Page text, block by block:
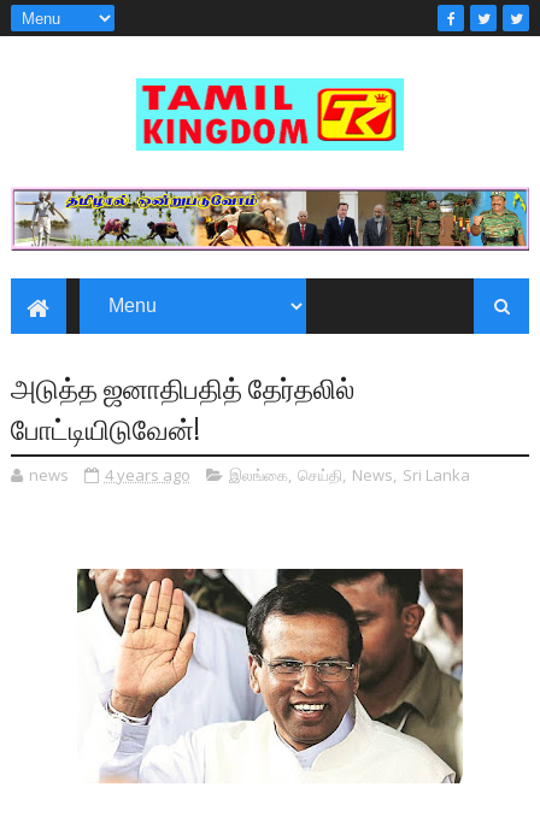
அடுத்த ஜனாதிபதித் தேர்தலில்
போட்டியிடுவேன்!
news 4 years ago இலங்கை, செய்தி, News, Sri Lanka